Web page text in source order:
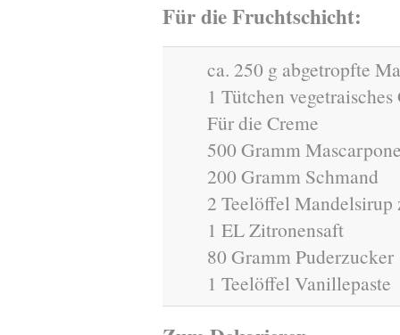
Für die Fruchtschicht:
ca. 250 g abgetropfte
1 Tütchen
Für die Creme
500 Gramm
200 Gramm Schmand
2 Teelöffel
1 EL Zitronensaft
80 Gramm Puderzucker
1 Teelöffel Vanillepaste